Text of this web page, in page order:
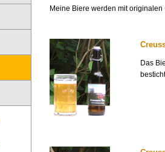
Meine Biere werden mit originalen
Das